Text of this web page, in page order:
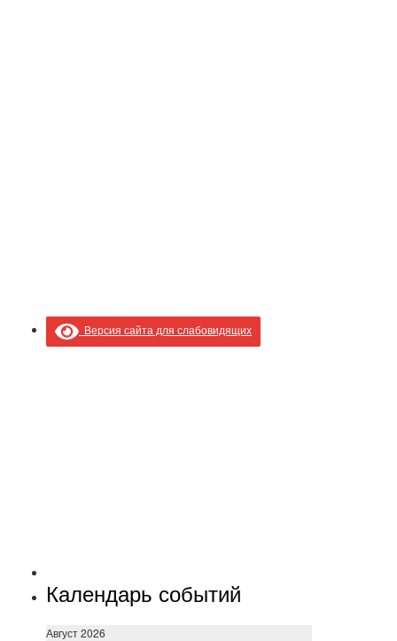
Версия сайта для слабовидящих
Календарь событий
Август 2026